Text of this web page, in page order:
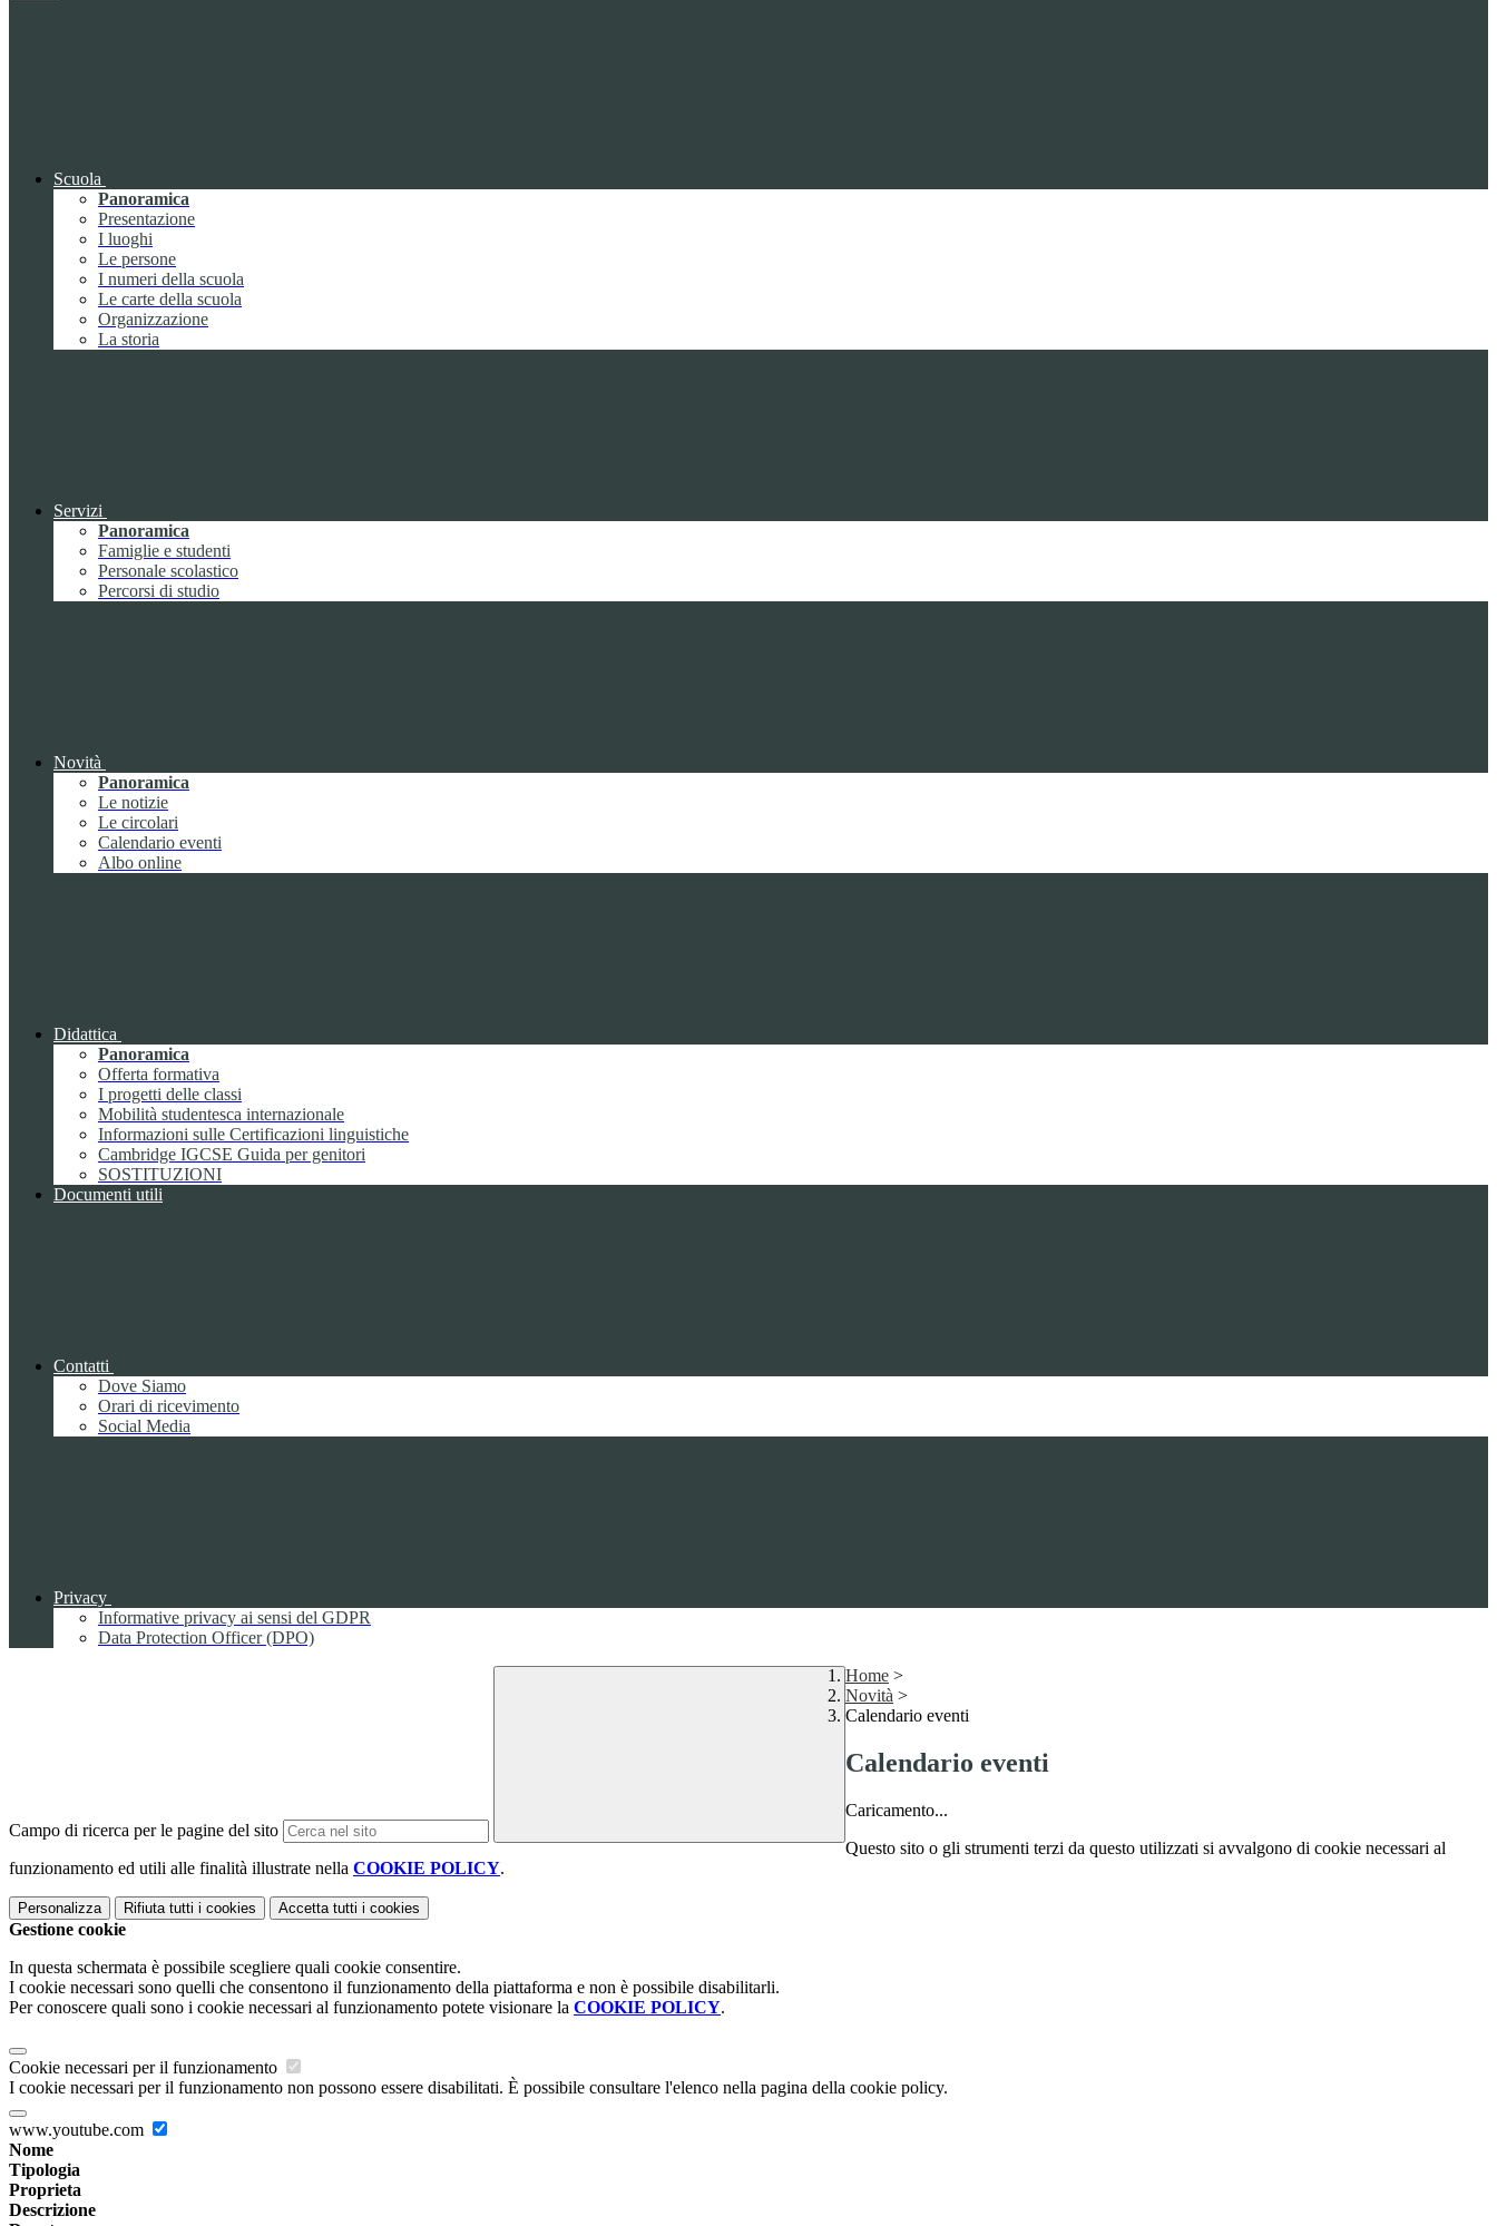
Scuola
Panoramica
Presentazione
I luoghi
Le persone
I numeri della scuola
Le carte della scuola
Organizzazione
La storia
Servizi
Panoramica
Famiglie e studenti
Personale scolastico
Percorsi di studio
Novità
Panoramica
Le notizie
Le circolari
Calendario eventi
Albo online
Didattica
Panoramica
Offerta formativa
I progetti delle classi
Mobilità studentesca internazionale
Informazioni sulle Certificazioni linguistiche
Cambridge IGCSE Guida per genitori
SOSTITUZIONI
Documenti utili
Contatti
Dove Siamo
Orari di ricevimento
Social Media
Privacy
Informative privacy ai sensi del GDPR
Data Protection Officer (DPO)
Campo di ricerca per le pagine del sito
Home >
Novità >
Calendario eventi
Calendario eventi
Caricamento...
Questo sito o gli strumenti terzi da questo utilizzati si avvalgono di cookie necessari al
funzionamento ed utili alle finalità illustrate nella COOKIE POLICY.
Personalizza Rifiuta tutti i cookies Accetta tutti i cookies
Gestione cookie
In questa schermata è possibile scegliere quali cookie consentire.
I cookie necessari sono quelli che consentono il funzionamento della piattaforma e non è possibile disabilitarli.
Per conoscere quali sono i cookie necessari al funzionamento potete visionare la COOKIE POLICY.
Cookie necessari per il funzionamento
I cookie necessari per il funzionamento non possono essere disabilitati. È possibile consultare l'elenco nella pagina della cookie policy.
www.youtube.com
Nome
Tipologia
Proprieta
Descrizione